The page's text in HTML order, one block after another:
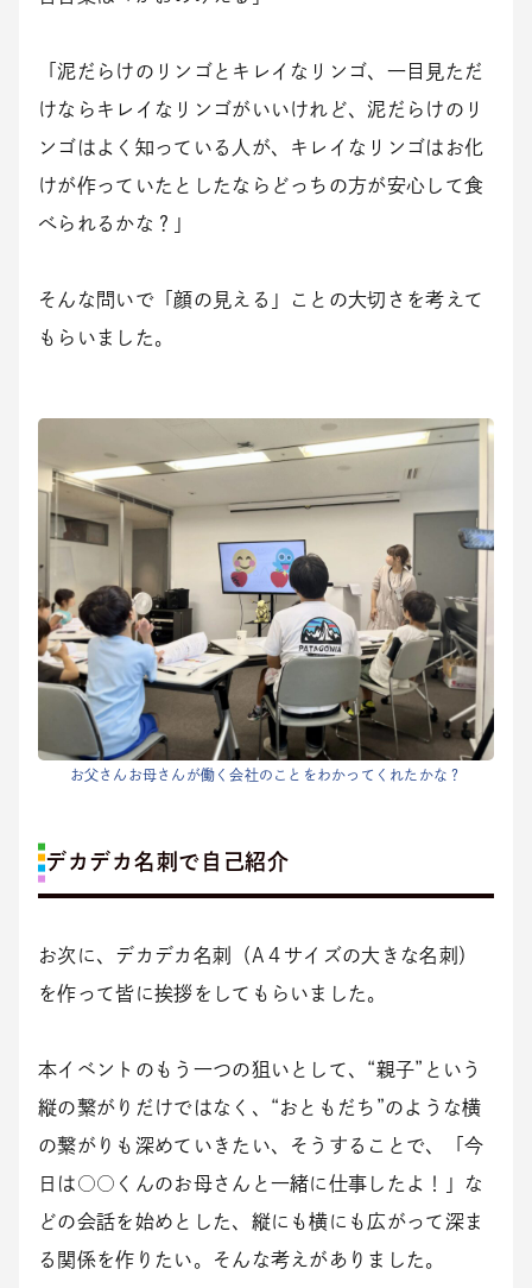
「泥だらけのリンゴとキレイなリンゴ、一目見ただ
けならキレイなリンゴがいいけれど、泥だらけのリ
ンゴはよく知っている人が、キレイなリンゴはお化
けが作っていたとしたならどっちの方が安心して食
べられるかな？」
そんな問いで「顔の見える」ことの大切さを考えて
もらいました。
お父さんお母さんが働く会社のことをわかってくれたかな？
デカデカ名刺で自己紹介
お次に、デカデカ名刺（A４サイズの大きな名刺）
を作って皆に挨拶をしてもらいました。
本イベントのもう一つの狙いとして、“親子”という
縦の繋がりだけではなく、“おともだち”のような横
の繋がりも深めていきたい、そうすることで、「今
日は○○くんのお母さんと一緒に仕事したよ！」な
どの会話を始めとした、縦にも横にも広がって深ま
る関係を作りたい。そんな考えがありました。